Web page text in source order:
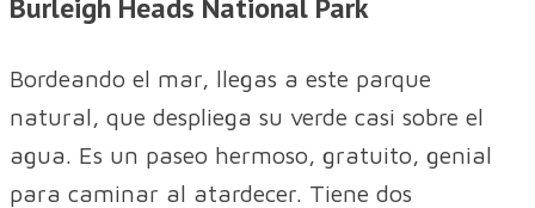
Burleigh Heads National Park
Bordeando el mar, llegas a este parque
natural, que despliega su verde casi sobre el
agua. Es un paseo hermoso, gratuito, genial
para caminar al atardecer. Tiene dos